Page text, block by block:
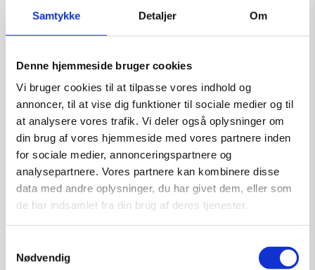
Samtykke Detaljer Om
Denne hjemmeside bruger cookies
Vi bruger cookies til at tilpasse vores indhold og
annoncer, til at vise dig funktioner til sociale medier og til
at analysere vores trafik. Vi deler også oplysninger om
din brug af vores hjemmeside med vores partnere inden
for sociale medier, annonceringspartnere og
analysepartnere. Vores partnere kan kombinere disse
data med andre oplysninger, du har givet dem, eller som
de har indsamlet fra din brug af deres tjenester.
Nødvendig
Blooming – Grafik af Ole Ahlberg
Kunstner: Grafik af Ole Ahlberg
Størrelse: 30×34
Tilføj til kurv